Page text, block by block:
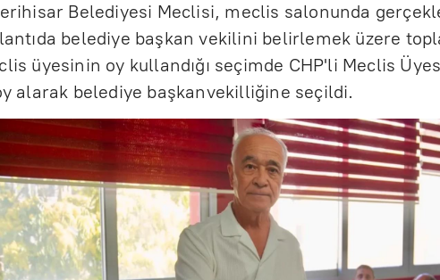
Belediyesi Meclisi, meclis salonunda
belediye başkan vekilini belirlemek üzere
üyesinin oy kullandığı seçimde CHP'li Meclis
alarak belediye başkanvekilliğine seçildi.